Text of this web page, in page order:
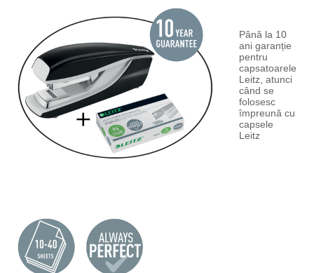
Până la 10
ani garanție
pentru
capsatoarele
Leitz, atunci
când se
folosesc
împreună cu
capsele
Leitz